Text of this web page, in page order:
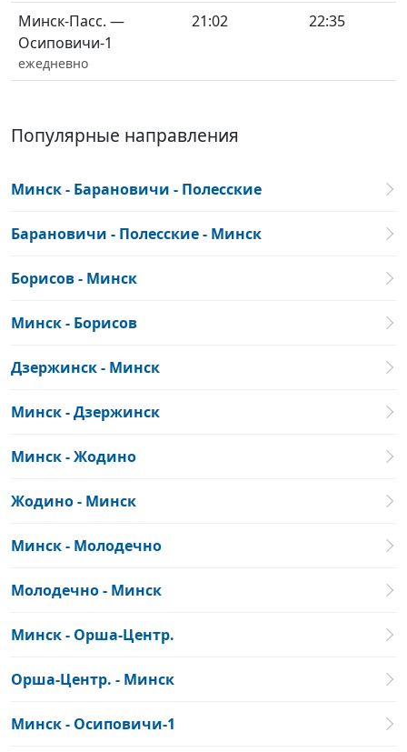
Минск-Пасс. —
Осиповичи-1
ежедневно
21:02 22:35
Популярные направления
Минск - Барановичи - Полесские
Барановичи - Полесские - Минск
Борисов - Минск
Минск - Борисов
Дзержинск - Минск
Минск - Дзержинск
Минск - Жодино
Жодино - Минск
Минск - Молодечно
Молодечно - Минск
Минск - Орша-Центр.
Орша-Центр. - Минск
Минск - Осиповичи-1